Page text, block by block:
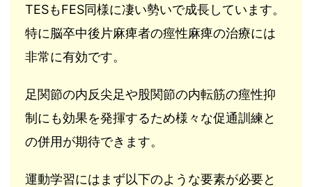
TESもFES同様に凄い勢いで成長しています。
特に脳卒中後片麻痺者の痙性麻痺の治療には
非常に有効です。
足関節の内反尖足や股関節の内転筋の痙性抑
制にも効果を発揮するため様々な促通訓練と
の併用が期待できます。
運動学習にはまず以下のような要素が必要と